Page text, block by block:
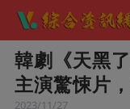
韓劇《天黑
主演驚悚片
2023/11/27